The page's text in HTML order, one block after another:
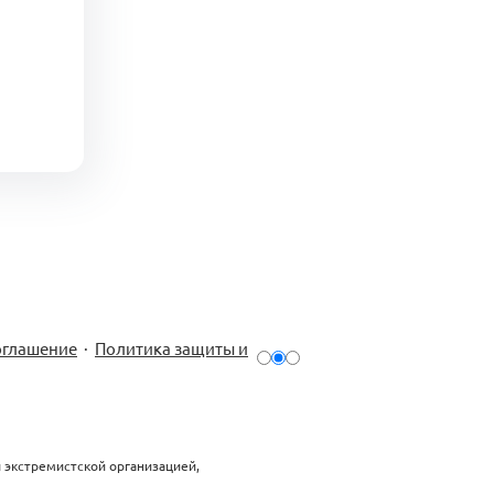
· Политика защиты и
организацией,